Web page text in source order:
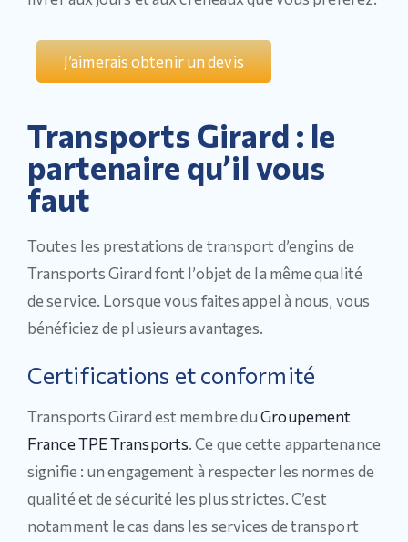
J’aimerais obtenir un devis
Transports Girard : le
partenaire qu’il vous
faut
Toutes les prestations de transport d’engins de
Transports Girard font l’objet de la même qualité
de service. Lorsque vous faites appel à nous, vous
bénéficiez de plusieurs avantages.
Certifications et conformité
Transports Girard est membre duGroupement
France TPE Transports. Ce que cette appartenance
signifie : un engagement à respecter les normes de
qualité et de sécurité les plus strictes. C’est
notamment le cas dans les services de transport